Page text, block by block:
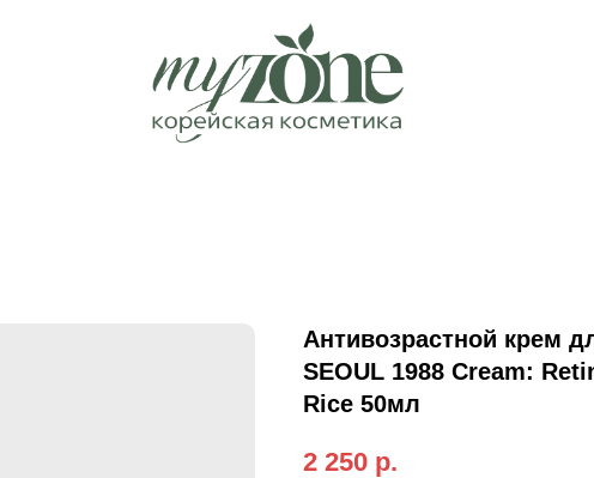
Антивозрастной крем
SEOUL 1988 Cream:
Rice 50мл
2 250 р.